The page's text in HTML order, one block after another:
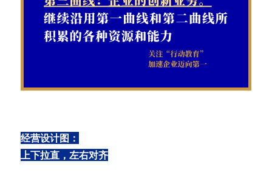
经营设计图：
上下拉直，左右对齐